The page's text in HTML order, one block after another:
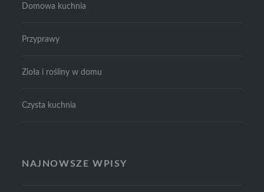
Domowa kuchnia
Przyprawy
Zioła i rośliny w domu
Czysta kuchnia
NAJNOWSZE WPISY